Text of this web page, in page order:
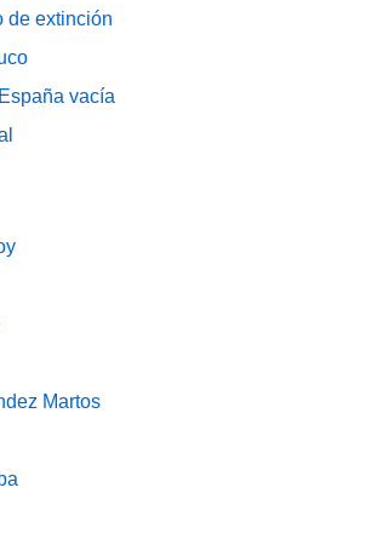
de extinción
vacía
Martos